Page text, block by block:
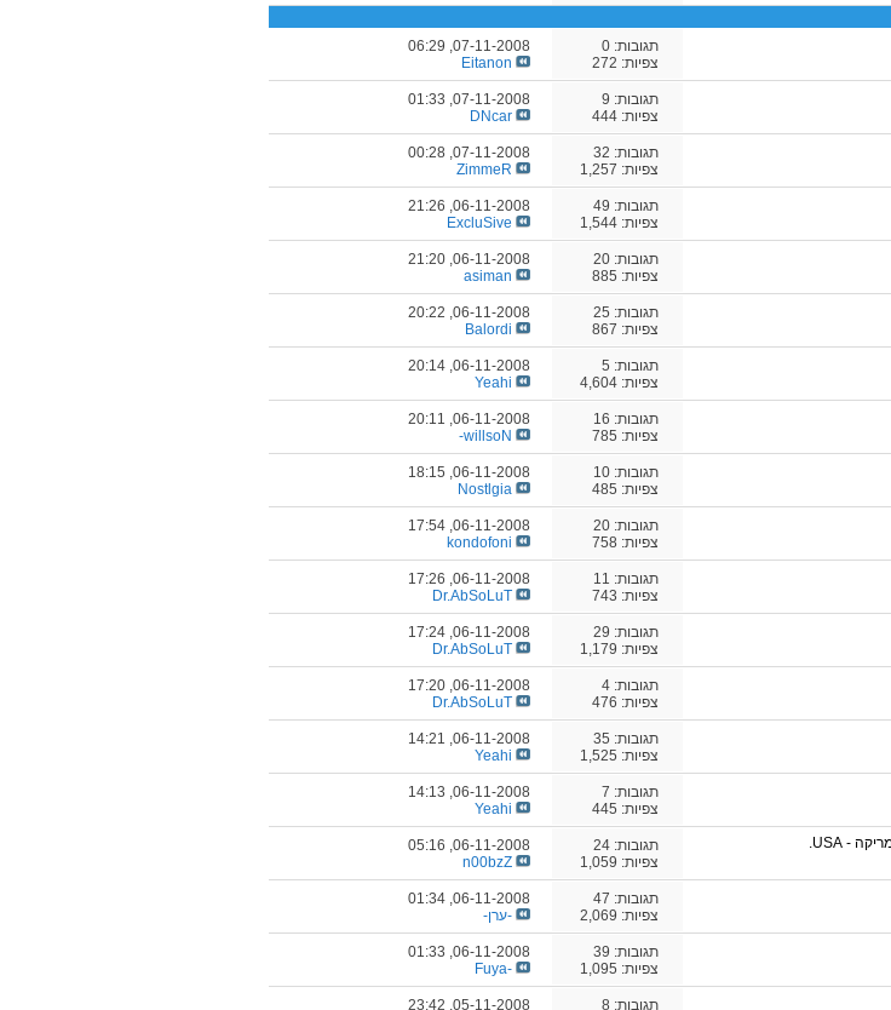
תגובות: 0
צפיות: 272
07-11-2008,
06:29
Eitanon
תגובות: 9
צפיות: 444
07-11-2008,
01:33
DNcar
תגובות: 32
צפיות: 1,257
07-11-2008,
00:28
ZimmeR
תגובות: 49
צפיות: 1,544
06-11-2008,
21:26
ExcluSive
תגובות: 20
צפיות: 885
06-11-2008,
21:20
asiman
תגובות: 25
צפיות: 867
06-11-2008,
20:22
Balordi
תגובות: 5
צפיות: 4,604
06-11-2008,
20:14
Yeahi
תגובות: 16
צפיות: 785
06-11-2008,
20:11
willsoN-
תגובות: 10
צפיות: 485
06-11-2008,
18:15
Nostlgia
תגובות: 20
צפיות: 758
06-11-2008,
17:54
kondofoni
תגובות: 11
צפיות: 743
06-11-2008,
17:26
Dr.AbSoLuT
תגובות: 29
צפיות: 1,179
06-11-2008,
17:24
Dr.AbSoLuT
תגובות: 4
צפיות: 476
06-11-2008,
17:20
Dr.AbSoLuT
תגובות: 35
צפיות: 1,525
06-11-2008,
14:21
Yeahi
תגובות: 7
צפיות: 445
06-11-2008,
14:13
Yeahi
תגובות: 24
צפיות: 1,059
06-11-2008,
05:16
n00bzZ
תגובות: 47
צפיות: 2,069
06-11-2008,
01:34
-ערן-
תגובות: 39
צפיות: 1,095
06-11-2008,
01:33
-Fuya
תגובות: 8
05-11-2008,
23:42